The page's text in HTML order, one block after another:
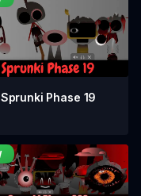
Sprunki Phase 19